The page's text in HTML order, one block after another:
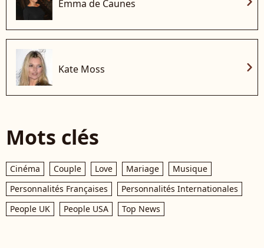
Emma de Caunes
Kate Moss chevron_right
Mots clés
Cinéma Couple Love Mariage
Musique
Personnalités Françaises
Personnalités Internationales
People UK
People USA Top News